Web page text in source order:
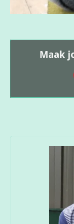
Maak